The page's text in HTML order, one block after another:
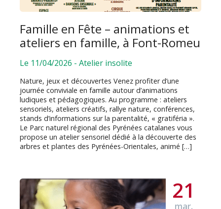
Famille en Fête – animations et
ateliers en famille, à Font-Romeu
Le 11/04/2026 - Atelier insolite
Nature, jeux et découvertes Venez profiter d’une
journée conviviale en famille autour d’animations
ludiques et pédagogiques. Au programme : ateliers
sensoriels, ateliers créatifs, rallye nature, conférences,
stands d’informations sur la parentalité, « gratiféria ».
Le Parc naturel régional des Pyrénées catalanes vous
propose un atelier sensoriel dédié à la découverte des
arbres et plantes des Pyrénées-Orientales, animé […]
21
mar.